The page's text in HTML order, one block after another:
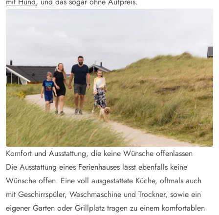
Komfort und Ausstattung, die keine Wünsche offenlassen
Die Ausstattung eines Ferienhauses lässt ebenfalls keine
Wünsche offen. Eine voll ausgestattete Küche, oftmals auch
mit Geschirrspüler, Waschmaschine und Trockner, sowie ein
eigener Garten oder Grillplatz tragen zu einem komfortablen